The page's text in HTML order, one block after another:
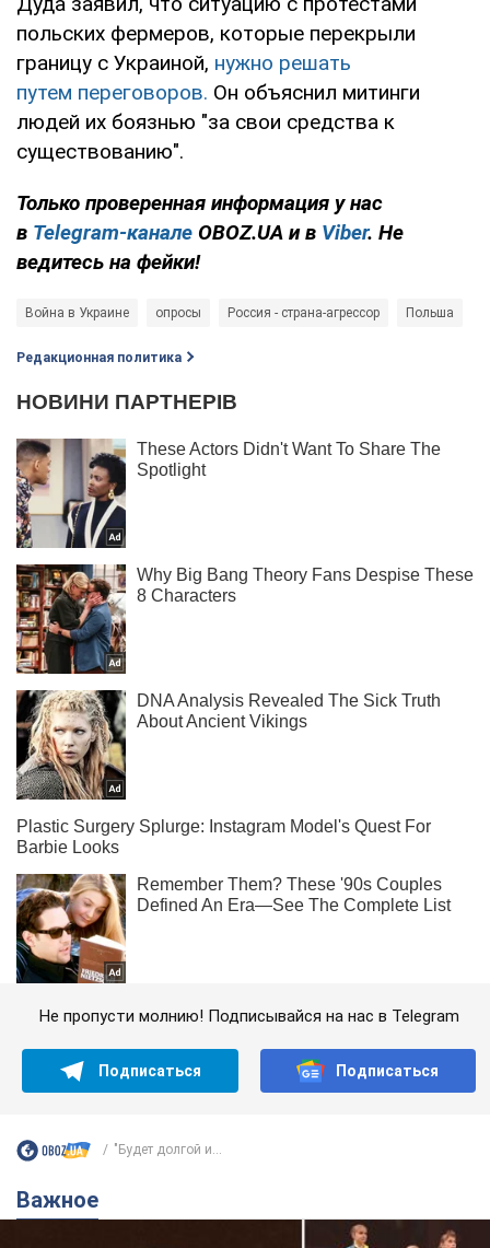
польских фермеров, которые перекрыли
границу с Украиной, нужно решать
путем переговоров. Он объяснил митинги
людей их боязнью "за свои средства к
существованию".
Только проверенная информация у нас
в Telegram-канале OBOZ.UA и в Viber. Не
ведитесь на фейки!
Война в Украине опросы Россия - страна-агрессор Польша
Редакционная политика
Не пропусти молнию! Подписывайся на нас в Telegram
Подписаться Подписаться
"Будет долгой и...
Важное